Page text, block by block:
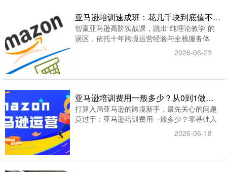
亚马逊培训速成班：花几千块到底值不值？算完这笔账你就懂了
智赢亚马逊高阶实战课，跳出“纯理论教学”的
误区，依托十年跨境运营经验与全栈服务体
系，主打可落地、可复制的爆款运营打法，这
2026-06-23
亚马逊培训费用一般多少？从0到1做亚马逊，这笔投入值不值？
打算入局亚马逊的跨境新手，最先关心的问题
莫过于：亚马逊培训费用一般多少？零基础入
行，花钱参加培训到底划不划算？当下亚马逊
行业热度高涨，但平台规则复杂、运营门槛
损失，选择培训成为多数人的选择。
2026-06-18